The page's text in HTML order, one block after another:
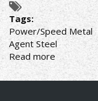
Tags:
Power/Speed Metal
Agent Steel
Read more about
Savage
Grace-